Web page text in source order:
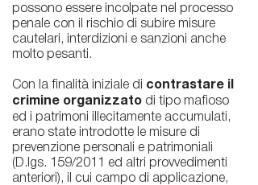
possono essere incolpate nel processo
penale con il rischio di subire misure
cautelari, interdizioni e sanzioni anche
molto pesanti.
Con la finalità iniziale di contrastare il
crimine organizzato di tipo mafioso
ed i patrimoni illecitamente accumulati,
erano state introdotte le misure di
prevenzione personali e patrimoniali
(D.lgs. 159/2011 ed altri provvedimenti
anteriori), il cui campo di applicazione,